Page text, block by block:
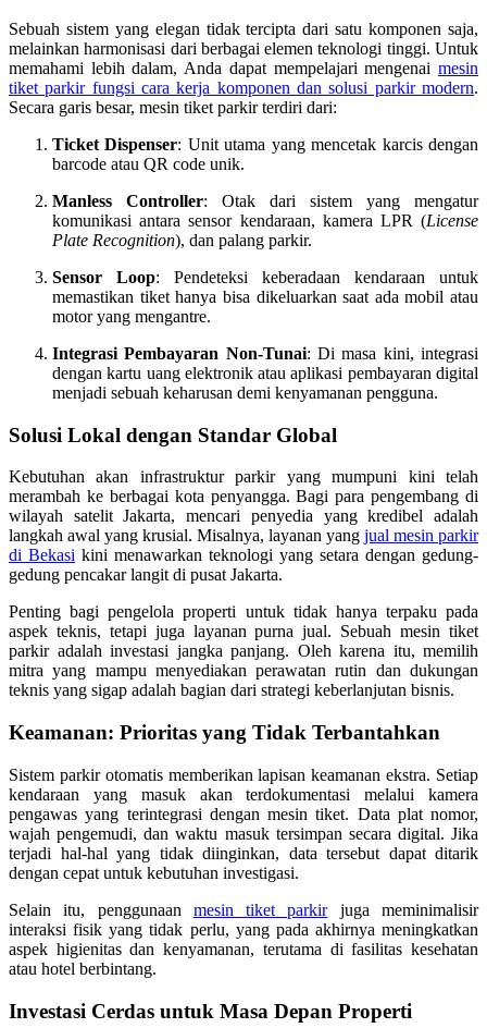
Sebuah sistem yang elegan tidak tercipta dari satu komponen saja,
melainkan harmonisasi dari berbagai elemen teknologi tinggi. Untuk
memahami lebih dalam, Anda dapat mempelajari mengenai mesin
tiket parkir fungsi cara kerja komponen dan solusi parkir modern.
Secara garis besar, mesin tiket parkir terdiri dari:
Ticket Dispenser: Unit utama yang mencetak karcis dengan
barcode atau QR code unik.
Manless Controller: Otak dari sistem yang mengatur
komunikasi antara sensor kendaraan, kamera LPR (License
Plate Recognition), dan palang parkir.
Sensor Loop: Pendeteksi keberadaan kendaraan untuk
memastikan tiket hanya bisa dikeluarkan saat ada mobil atau
motor yang mengantre.
Integrasi Pembayaran Non-Tunai: Di masa kini, integrasi
dengan kartu uang elektronik atau aplikasi pembayaran digital
menjadi sebuah keharusan demi kenyamanan pengguna.
Solusi Lokal dengan Standar Global
Kebutuhan akan infrastruktur parkir yang mumpuni kini telah
merambah ke berbagai kota penyangga. Bagi para pengembang di
wilayah satelit Jakarta, mencari penyedia yang kredibel adalah
langkah awal yang krusial. Misalnya, layanan yang jual mesin parkir
di Bekasi kini menawarkan teknologi yang setara dengan gedung-
gedung pencakar langit di pusat Jakarta.
Penting bagi pengelola properti untuk tidak hanya terpaku pada
aspek teknis, tetapi juga layanan purna jual. Sebuah mesin tiket
parkir adalah investasi jangka panjang. Oleh karena itu, memilih
mitra yang mampu menyediakan perawatan rutin dan dukungan
teknis yang sigap adalah bagian dari strategi keberlanjutan bisnis.
Keamanan: Prioritas yang Tidak Terbantahkan
Sistem parkir otomatis memberikan lapisan keamanan ekstra. Setiap
kendaraan yang masuk akan terdokumentasi melalui kamera
pengawas yang terintegrasi dengan mesin tiket. Data plat nomor,
wajah pengemudi, dan waktu masuk tersimpan secara digital. Jika
terjadi hal-hal yang tidak diinginkan, data tersebut dapat ditarik
dengan cepat untuk kebutuhan investigasi.
Selain itu, penggunaan mesin tiket parkirjuga meminimalisir
interaksi fisik yang tidak perlu, yang pada akhirnya meningkatkan
aspek higienitas dan kenyamanan, terutama di fasilitas kesehatan
atau hotel berbintang.
Investasi Cerdas untuk Masa Depan Properti